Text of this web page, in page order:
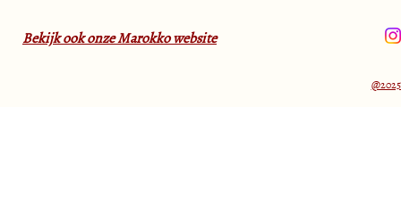
Bekijk ook onze Marokko website